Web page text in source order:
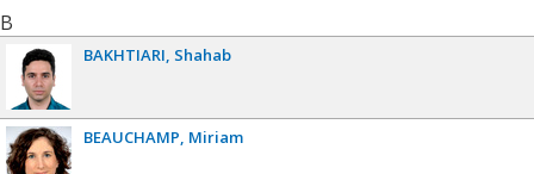
B
BAKHTIARI Shahab
BEAUCHAMP Miriam